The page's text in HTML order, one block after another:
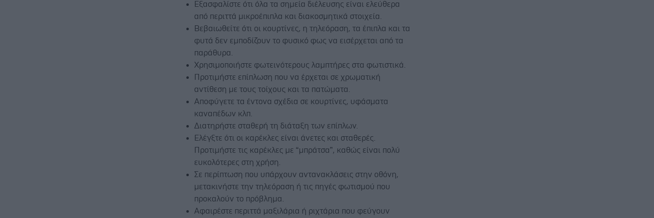
Εξασφαλίστε ότι όλα τα σημεία διέλευσης είναι ελεύθερα
από περιττά μικροέπιπλα και διακοσμητικά στοιχεία.
Βεβαιωθείτε ότι οι κουρτίνες, η τηλεόραση, τα έπιπλα και τα
φυτά δεν εμποδίζουν το φυσικό φως να εισέρχεται από τα
παράθυρα.
Χρησιμοποιήστε φωτεινότερους λαμπτήρες στα φωτιστικά.
Προτιμήστε επίπλωση που να έρχεται σε χρωματική
αντίθεση με τους τοίχους και τα πατώματα.
Αποφύγετε τα έντονα σχέδια σε κουρτίνες, υφάσματα
καναπέδων κλπ.
Διατηρήστε σταθερή τη διάταξη των επίπλων.
Ελέγξτε ότι οι καρέκλες είναι άνετες και σταθερές.
Προτιμήστε τις καρέκλες με “μπράτσα”, καθώς είναι πολύ
ευκολότερες στη χρήση.
Σε περίπτωση που υπάρχουν αντανακλάσεις στην οθόνη,
μετακινήστε την τηλεόραση ή τις πηγές φωτισμού που
προκαλούν το πρόβλημα.
Αφαιρέστε περιττά μαξιλάρια ή ριχτάρια που φεύγουν